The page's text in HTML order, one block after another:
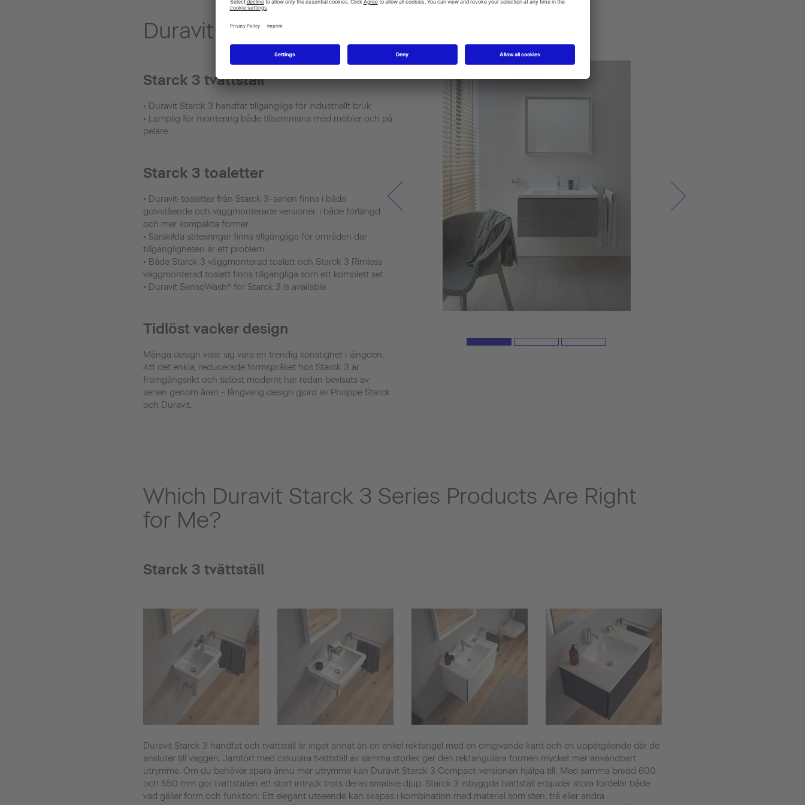
Duravit Starck 3 i korthet
Starck 3 tvättställ
• Duravit Starck 3 handfat tillgängliga för industriellt bruk
• Lämplig för montering både tillsammans med möbler och på
pelare
Starck 3 toaletter
• Duravit-toaletter från Starck 3-serien finns i både
golvstående och väggmonterade versioner, i både förlängd
och mer kompakta former
• Särskilda sätesringar finns tillgängliga för områden där
tillgängligheten är ett problem
• Både Starck 3 väggmonterad toalett och Starck 3 Rimless
väggmonterad toalett finns tillgängliga som ett komplett set
• Duravit SensoWash® for Starck 3 is available
Tidlöst vacker design
Många design visar sig vara en trendig konstighet i längden.
Att det enkla, reducerade formspråket hos Starck 3 är
framgångsrikt och tidlöst modernt har redan bevisats av
serien genom åren - långvarig design gjord av Philippe Starck
och Duravit.
Which Duravit Starck 3 Series Products Are Right
for Me?
Starck 3 tvättställ
Duravit Starck 3 handfat och tvättställ är inget annat än en enkel rektangel med en omgivande kant och en uppåtgående där de
ansluter till väggen. Jämfört med cirkulära tvättställ av samma storlek ger den rektangulära formen mycket mer användbart
utrymme. Om du behöver spara ännu mer utrymme kan Duravit Starck 3 Compact-versionen hjälpa till: Med samma bredd 600
och 550 mm gör tvättställen ett stort intryck trots deras smalare djup. Starck 3 inbyggda tvättställ erbjuder stora fördelar både
vad gäller form och funktion: Ett elegant utseende kan skapas i kombination med material som sten, trä eller andra